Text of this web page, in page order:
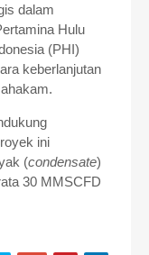
dalam
Hulu
(PHI)
keberlanjutan
ini
(condensate)
30 MMSCFD